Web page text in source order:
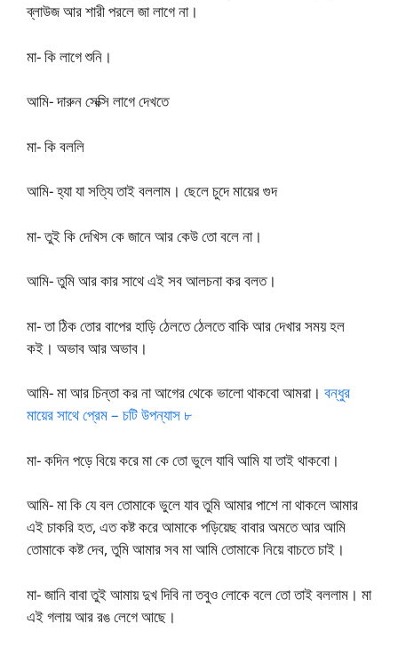
ব্লাউজ আর শারী পরলে জা লাগে না।
মা- কি লাগে শুনি।
আমি- দারুন সেক্সি লাগে দেখতে
মা- কি বললি
আমি- হ্যা যা সত্যি তাই বললাম। ছেলে চুদে মায়ের গুদ
মা- তুই কি দেখিস কে জানে আর কেউ তো বলে না।
আমি- তুমি আর কার সাথে এই সব আলচনা কর বলত।
মা- তা ঠিক তোর বাপের হাড়ি ঠেলতে ঠেলতে বাকি আর দেখার সময় হল
কই। অভাব আর অভাব।
আমি- মা আর চিন্তা কর না আগের থেকে ভালো থাকবো আমরা। বন্ধুর
মায়ের সাথে প্রেম – চটি উপন্যাস ৮
মা- কদিন পড়ে বিয়ে করে মা কে তো ভুলে যাবি আমি যা তাই থাকবো।
আমি- মা কি যে বল তোমাকে ভুলে যাব তুমি আমার পাশে না থাকলে আমার
এই চাকরি হত, এত কষ্ট করে আমাকে পড়িয়েছ বাবার অমতে আর আমি
তোমাকে কষ্ট দেব, তুমি আমার সব মা আমি তোমাকে নিয়ে বাচতে চাই।
মা- জানি বাবা তুই আমায় দুখ দিবি না তবুও লোকে বলে তো তাই বললাম। মা
এই গলায় আর রঙ লেগে আছে।